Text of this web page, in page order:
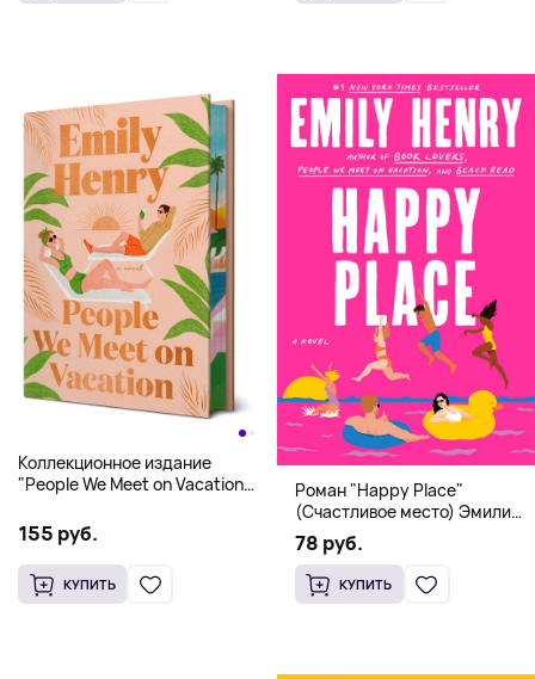
Коллекционное издание
"People We Meet on Vacation"
Hardcover
155 руб.
КУПИТЬ
Роман "Happy Place"
(Счастливое место) Эмили
Генри | Твердый переплет
78 руб.
КУПИТЬ